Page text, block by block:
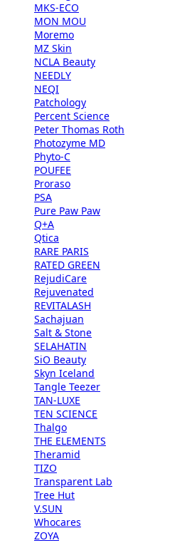
MKS-ECO
MON MOU
Moremo
MZ Skin
NCLA Beauty
NEEDLY
NEQI
Patchology
Percent Science
Peter Thomas Roth
Photozyme MD
Phyto-C
POUFEE
Proraso
PSA
Pure Paw Paw
Q+A
Qtica
RARE PARIS
RATED GREEN
RejudiCare
Rejuvenated
REVITALASH
Sachajuan
Salt & Stone
SELAHATIN
SiO Beauty
Skyn Iceland
Tangle Teezer
TAN-LUXE
TEN SCIENCE
Thalgo
THE ELEMENTS
Theramid
TIZO
Transparent Lab
Tree Hut
V.SUN
Whocares
ZOYA